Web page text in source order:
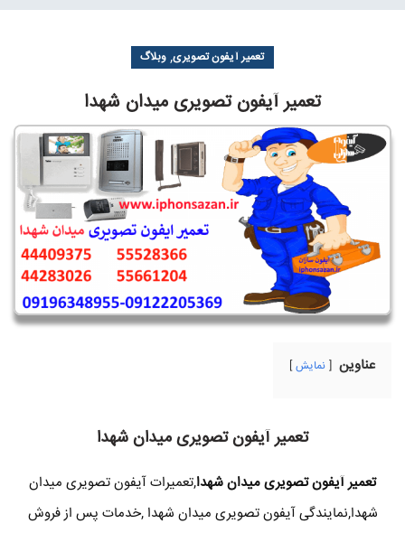
تعمیر آیفون تصویری, وبلاگ
تعمیر آیفون تصویری میدان شهدا
عناوین نمایش
تعمیر آیفون تصویری میدان شهدا
تعمیر آیفون تصویری میدان شهدا,تعمیرات آیفون تصویری میدان
شهدا,نمایندگی آیفون تصویری میدان شهدا ,خدمات پس از فروش